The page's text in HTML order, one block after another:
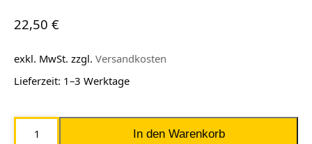
22,50 €
exkl. MwSt. zzgl. Versandkosten
Lieferzeit: 1–3 Werktage
In den Warenkorb